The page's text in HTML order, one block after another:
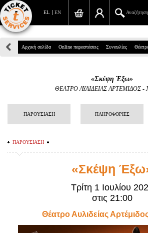
EN
EL Αναζήτηση
Πανεπιστημίου 39, Αθήνα
info@ticketservices.gr
Αναζήτηση
Σύνδεση/Εγγραφή
Αναζήτηση παραγγελίας
Προσωπικά Δεδομένα
Είσοδος διαχειριστή
Αρχική σελίδα Online παραστάσεις Συναυλίες
«Σκέψη Έξω»
ΘΕΑΤΡΟ ΑΥΛΙΔΕΙΑΣ ΑΡΤΕΜΙΔΟΣ -
ΠΑΡΟΥΣΙΑΣΗ ΠΛΗΡΟΦΟΡΙΕΣ
ΠΑΡΟΥΣΙΑΣΗ
«Σκέψη
Τρίτη 1 Ιουλίου
στις 21:00
Θέατρο Αυλιδείας